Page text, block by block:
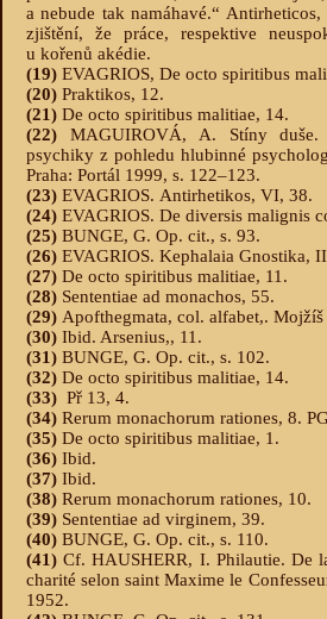
a nebude tak namáhavé.“
zjištění, že práce, respektive
u kořenů akédie.
(19) EVAGRIOS, De octo spiritibus
(20) Praktikos, 12.
(21) De octo spiritibus malitiae, 14.
(22) MAGUIROVÁ, A. Stíny duše.
psychiky z pohledu hlubinné
Praha: Portál 1999, s. 122–123.
(23) EVAGRIOS. Antirhetikos, VI, 38.
(24) EVAGRIOS. De diversis malignis
(25) BUNGE, G. Op. cit., s. 93.
(26) EVAGRIOS. Kephalaia Gnostika,
(27) De octo spiritibus malitiae, 11.
(28) Sententiae ad monachos, 55.
(29) Apofthegmata, col. alfabet,. Mojžíš
(30) Ibid. Arsenius,, 11.
(31) BUNGE, G. Op. cit., s. 102.
(32) De octo spiritibus malitiae, 14.
(33) Př 13, 4.
(34) Rerum monachorum rationes, 8.
(35) De octo spiritibus malitiae, 1.
(36) Ibid.
(37) Ibid.
(38) Rerum monachorum rationes, 10.
(39) Sententiae ad virginem, 39.
(40) BUNGE, G. Op. cit., s. 110.
(41)Cf. HAUSHERR, I. Philautie. De
charité selon saint Maxime le
1952.